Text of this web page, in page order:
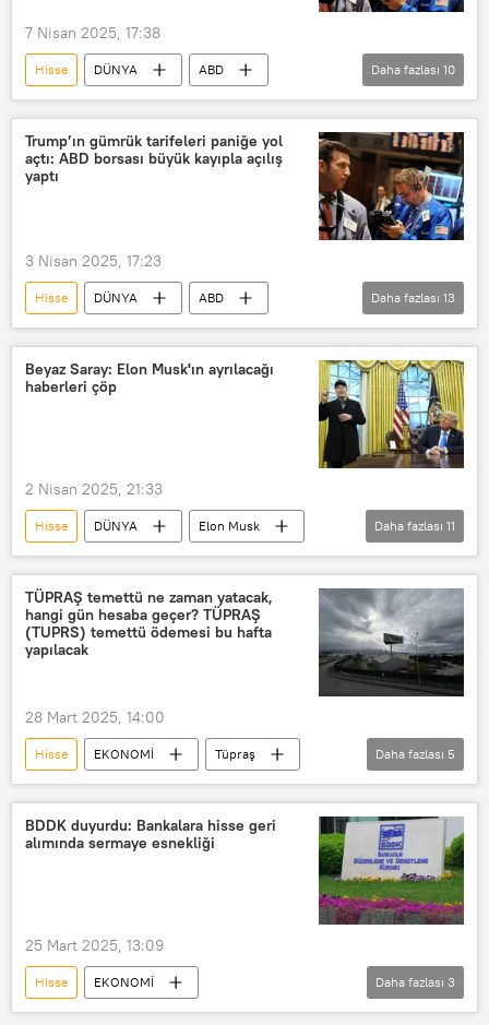
PSA testi
7 Nisan 2025, 17:38
Hisse DÜNYA
ABD
Borsa
Dolar
Dolar/TL
dolar rezervi
hisse senedi
Hissedar
hisseler
Piyasa
Daha fazlası 10
Trump’ın gümrük tarifeleri paniğe yol
açtı: ABD borsası büyük kayıpla açılış
yaptı
3 Nisan 2025, 17:23
Hisse DÜNYA
ABD
Borsa
Nasdaq
New York
New York borsasi
Dolar/TL
Tarife
gümrük tarifesi
Daha fazlası 13
Beyaz Saray: Elon Musk'ın ayrılacağı
haberleri çöp
2 Nisan 2025, 21:33
Hisse DÜNYA
Elon Musk
Donald Trump
hisse senedi
Hissedar
Tasarruf
tasarruf tedbirleri
tasarruf paketi
ABD
ABD Hazine Bakanlığı
Daha fazlası 11
TÜPRAŞ temettü ne zaman yatacak,
hangi gün hesaba geçer? TÜPRAŞ
(TUPRS) temettü ödemesi bu hafta
yapılacak
28 Mart 2025, 14:00
Hisse EKONOMİ
Tüpraş
TÜPRAŞ
Mali
Kar
hisse senedi
Hissedar
Daha fazlası 5
BDDK duyurdu: Bankalara hisse geri
alımında sermaye esnekliği
25 Mart 2025, 13:09
Hisse
EKONOMİ
Bankacılık Düzenleme ve Denetleme Kurumu (BDDK)
Daha fazlası 3